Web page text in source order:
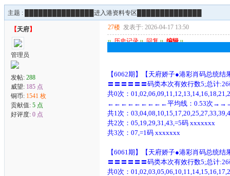
主题 : ███████████████进入港资料专区██████████████
【天府】
管理员
发帖: 288
威望: 185 点
铜币: 1541 枚
贡献值: 5 点
好评度: 0 点
27楼 发表于: 2026-04-17 13:50
u 历史记录 u 回复 u 编辑 u
【6062期】【天府娇子●港彩肖码总统结
〓〓〓〓〓〓码类本次有效行数5;总计
共0次：
←←←←←←←←←平均线：0.53次
共1次：
共2次：05,19,29,31,43,=5码 xxxxxxx
共3次：07,=1码 xxxxxxx
【6061期】【天府娇子●港彩肖码总统结
〓〓〓〓〓〓码类本次有效行数5;总计
共0次：